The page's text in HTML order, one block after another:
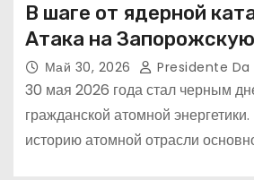
В шаге от ядерной
Атака на
Май 30, 2026 Presidente
30 мая 2026 года стал черным
гражданской атомной
историю атомной отрасли